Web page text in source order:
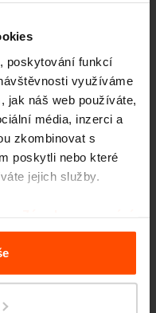
poskytování funkcí
využíváme
jak náš web používáte,
média, inzerci a
zkombinovat s
poskytli nebo které
jejich služby.